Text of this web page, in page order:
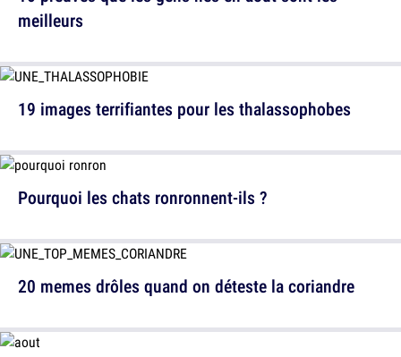
19 images terrifiantes pour les thalassophobes
20 memes drôles quand on déteste la coriandre
meilleurs
Pourquoi les chats ronronnent-ils ?